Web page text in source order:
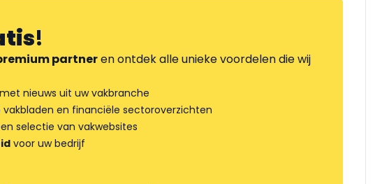
!
partneren ontdek alle unieke voordelen die wij
met nieuws uit uw vakbranche
vakbladen en financiële sectoroverzichten
selectie van vakwebsites
voor uw bedrijf